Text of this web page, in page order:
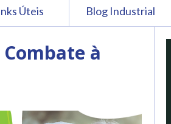
Úteis Blog Industrial
à